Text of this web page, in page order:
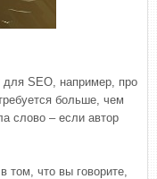
для SEO, например, про
больше, чем
слово – если автор
том, что вы говорите,